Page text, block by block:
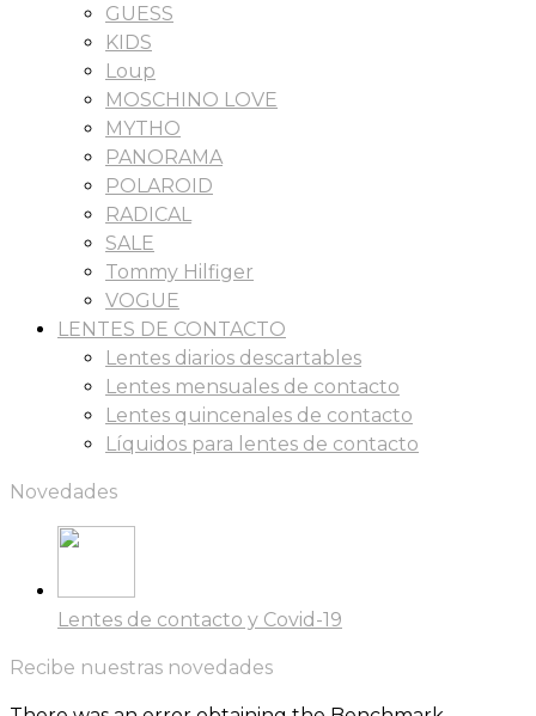
GUESS
KIDS
Loup
MOSCHINO LOVE
MYTHO
PANORAMA
POLAROID
RADICAL
SALE
Tommy Hilfiger
VOGUE
LENTES DE CONTACTO
Lentes diarios descartables
Lentes mensuales de contacto
Lentes quincenales de contacto
Líquidos para lentes de contacto
Novedades
Lentes de contacto y Covid-19
Recibe nuestras novedades